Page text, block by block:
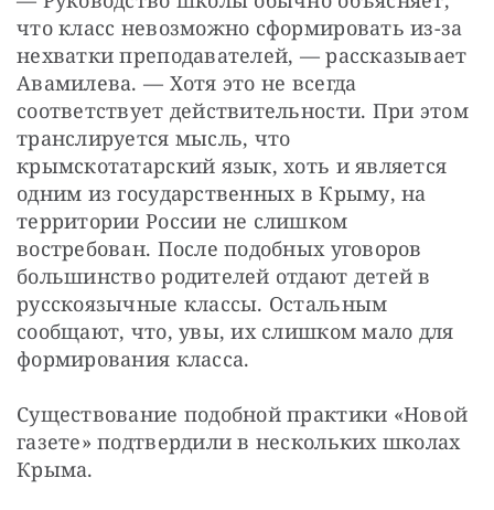
что класс невозможно сформировать из-за
нехватки преподавателей, — рассказывает
Авамилева. — Хотя это не всегда
соответствует действительности. При этом
транслируется мысль, что
крымскотатарский язык, хоть и является
одним из государственных в Крыму, на
территории России не слишком
востребован. После подобных уговоров
большинство родителей отдают детей в
русскоязычные классы. Остальным
сообщают, что, увы, их слишком мало для
формирования класса.
Существование подобной практики «Новой
газете» подтвердили в нескольких школах
Крыма.